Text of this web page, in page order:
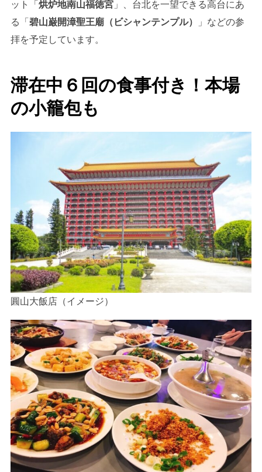
ット「 烘炉地南山福徳宮」、台北を一望できる高台にあ
る「 碧山巌開漳聖王廟（ビシャンテンプル）
」などの参
拝を予定しています。
滞在中６回の食事付き！本場
の小籠包も
圓山大飯店（イメージ）